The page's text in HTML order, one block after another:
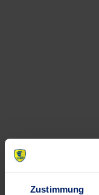
Zustimmung